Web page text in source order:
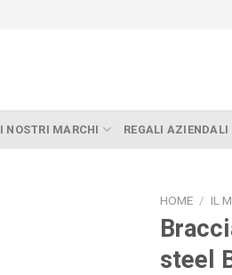
I NOSTRI MARCHI REGALI AZIENDALI
HOME / IL
steel